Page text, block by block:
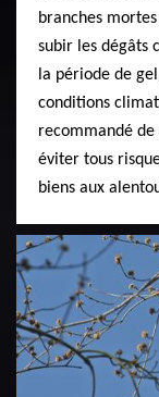
branches
subir les dégâts
la période de
conditions
recommandé de
éviter tous
biens aux